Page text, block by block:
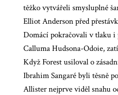
těžko vytvářeli smysluplné
Elliot Anderson před
Domácí pokračovali v tlaku i
Calluma Hudsona-Odoie,
Když Forest usiloval o
Ibrahim Sangaré byli těsně
Allister nejprve viděl snahu